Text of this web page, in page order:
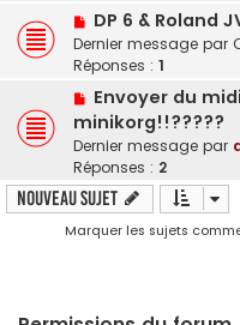
DP 6 & Roland
Dernier message par
Réponses : 1
Envoyer du
minikorg!!?????
Dernier message par
Réponses : 2
Nouveau sujet
Marquer les sujets